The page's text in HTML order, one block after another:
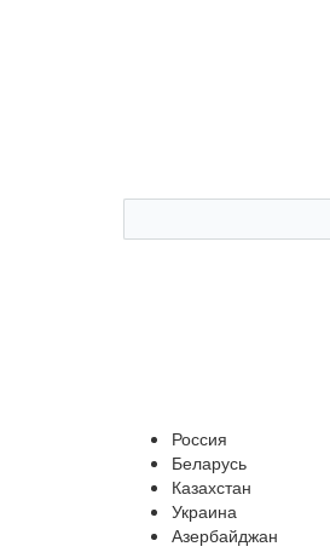
Россия
Беларусь
Казахстан
Украина
Азербайджан